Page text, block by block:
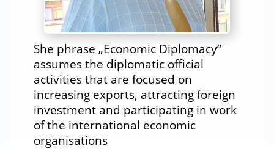
She phrase „Economic Diplomacy“
assumes the diplomatic official
activities that are focused on
increasing exports, attracting foreign
investment and participating in work
of the international economic
organisations